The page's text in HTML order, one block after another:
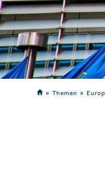
Themen